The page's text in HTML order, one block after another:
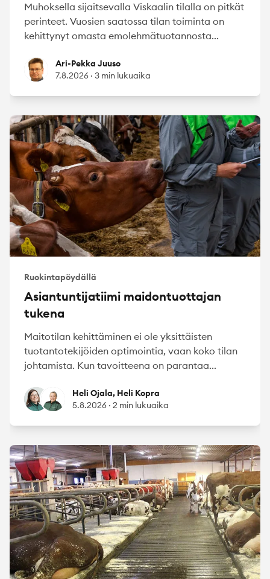
Muhoksella sijaitsevalla Viskaalin tilalla on pitkät
perinteet. Vuosien saatossa tilan toiminta on
kehittynyt omasta emolehmätuotannosta...
Ari-Pekka Juuso
Ari-Pekka Juuso
7.8.2026 · 3 min lukuaika
Ruokintapöydällä
Asiantuntijatiimi maidontuottajan
tukena
Maitotilan kehittäminen ei ole yksittäisten
tuotantotekijöiden optimointia, vaan koko tilan
johtamista. Kun tavoitteena on parantaa...
Heli Ojala
Heli KopraHeli Ojala, Heli Kopra
5.8.2026 · 2 min lukuaika